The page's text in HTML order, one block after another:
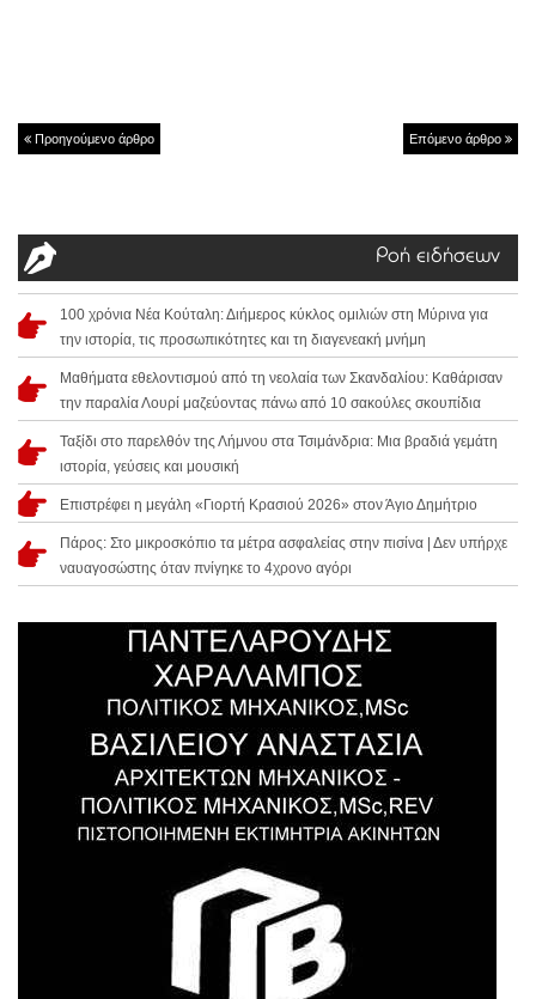
Προηγούμενο άρθρο Επόμενο άρθρο
Ροή ειδήσεων
100 χρόνια Νέα Κούταλη: Διήμερος κύκλος ομιλιών στη Μύρινα για
την ιστορία, τις προσωπικότητες και τη διαγενεακή μνήμη
Μαθήματα εθελοντισμού από τη νεολαία των Σκανδαλίου: Καθάρισαν
την παραλία Λουρί μαζεύοντας πάνω από 10 σακούλες σκουπίδια
Ταξίδι στο παρελθόν της Λήμνου στα Τσιμάνδρια: Μια βραδιά γεμάτη
ιστορία, γεύσεις και μουσική
Επιστρέφει η μεγάλη «Γιορτή Κρασιού 2026» στον Άγιο Δημήτριο
Πάρος: Στο μικροσκόπιο τα μέτρα ασφαλείας στην πισίνα | Δεν υπήρχε
ναυαγοσώστης όταν πνίγηκε το 4χρονο αγόρι